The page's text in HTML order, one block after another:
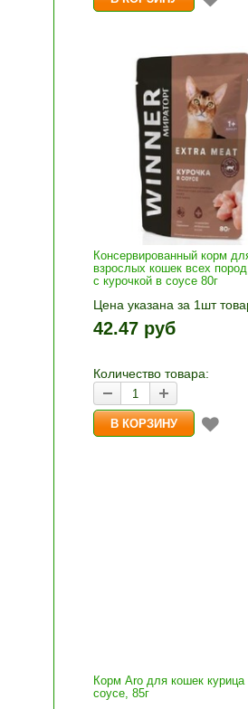
Консервированный корм
взрослых кошек всех
с курочкой в соусе 80г
Цена указана за 1шт
1шт прибавляется
и «-». Выберите нужное
корзину»
42.47 руб
Количество товара:
Корм Aro для кошек курица
соусе, 85г